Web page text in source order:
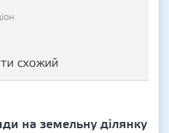
схожий
на земельну ділянку